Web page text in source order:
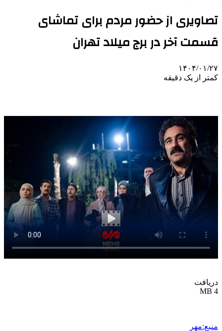
تصاویری از حضور مردم برای تماشای
قسمت آخر در برج میلاد تهران
۱۴۰۴/۰۱/۲۷
کمتر از یک دقیقه
دریافت
4 MB
منبع:مهر